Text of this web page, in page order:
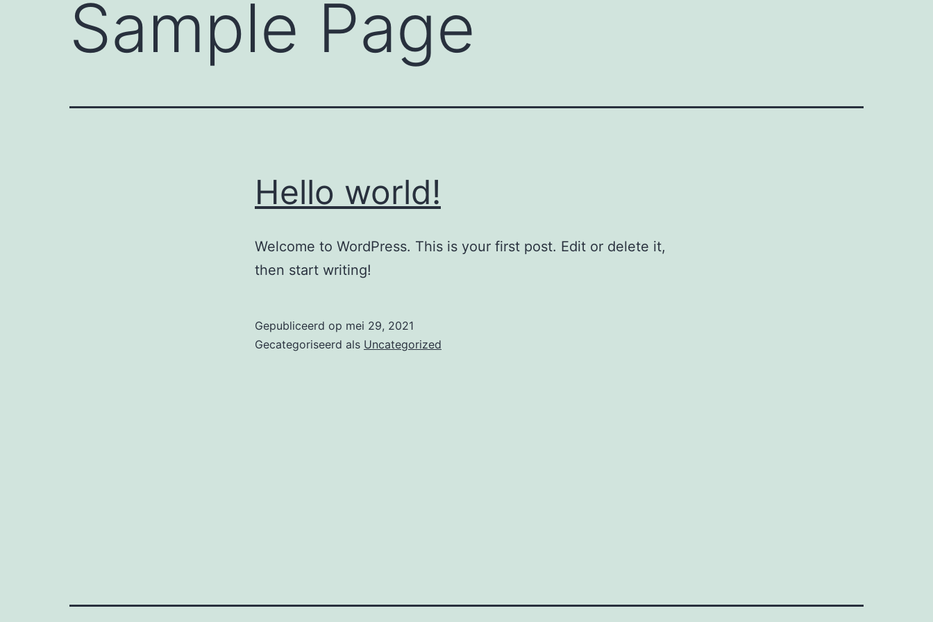
Sample Page
Hello world!
Welcome to WordPress. This is your first post. Edit or delete it,
then start writing!
Gepubliceerd op mei 29, 2021
Gecategoriseerd als Uncategorized